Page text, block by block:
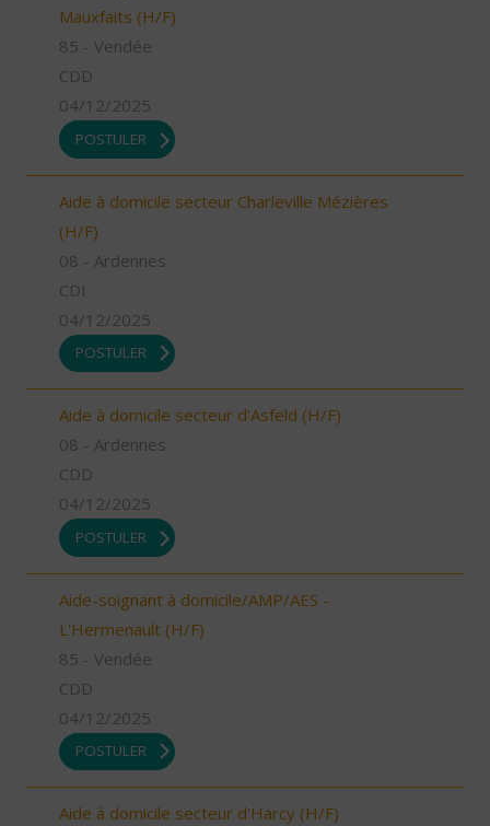
Mauxfaits (H/F)
85 - Vendée
CDD
04/12/2025
POSTULER
Aide à domicile secteur Charleville Mézières
(H/F)
08 - Ardennes
CDI
04/12/2025
POSTULER
Aide à domicile secteur d'Asfeld (H/F)
08 - Ardennes
CDD
04/12/2025
POSTULER
Aide-soignant à domicile/AMP/AES -
L'Hermenault (H/F)
85 - Vendée
CDD
04/12/2025
POSTULER
Aide à domicile secteur d'Harcy (H/F)